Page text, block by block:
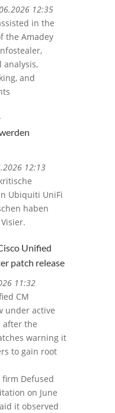
12:35
in the
the Amadey
analysis,
and
12:13
Ubiquiti UniFi
haben
Unified
patch release
11:32
CM
under active
after the
warning it
to gain root
Defused
on June
it observed